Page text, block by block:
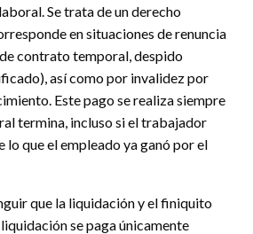
Se trata de un derecho
en situaciones de renuncia
contrato temporal, despido
así como por invalidez por
Este pago se realiza siempre
termina, incluso si el trabajador
lo que el empleado ya ganó por el
que la liquidación y el finiquito
se paga únicamente